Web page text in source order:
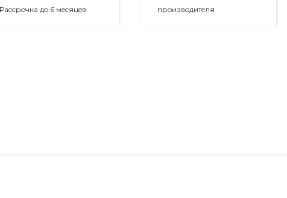
Рaccрoчкa дo 6 мecяцeв
прoизвoдитeля